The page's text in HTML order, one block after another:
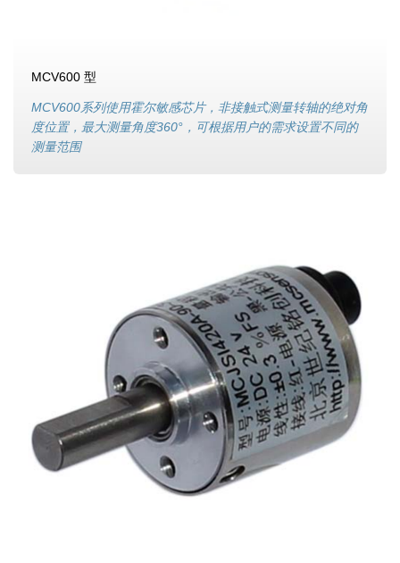
MCV600 型
MCV600系列使用霍尔敏感芯片，非接触式测量转轴的绝对角
度位置，最大测量角度360°，可根据用户的需求设置不同的
测量范围